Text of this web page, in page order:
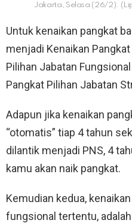
Jakarta, Selasa (26/2).
Untuk kenaikan pangkat
menjadi Kenaikan
Pilihan Jabatan
Pangkat Pilihan Jabatan
Adapun jika kenaikan
“otomatis” tiap 4 tahun
dilantik menjadi PNS, 4
kamu akan naik pangkat.
Kemudian kedua,
fungsional tertentu,